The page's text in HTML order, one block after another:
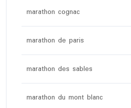
marathon cognac
marathon de paris
marathon des sables
marathon du mont blanc